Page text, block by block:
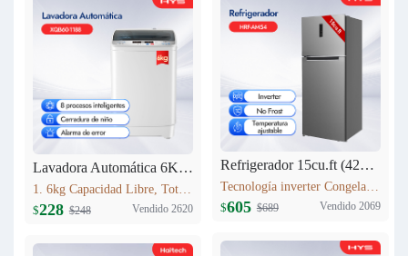
Lavadora Automática 6KG XQB60-1188
1. 6kg Capacidad Libre, Totalmente automático 6kg 2. 8 procesos inteligentes 3. Cerradura de niño 4. Alarma de error 5. Peso neto: 23kg 6. Dimensiones del producto:525mm*520mm*865mm
$228 $248 Vendido 2620
Refrigerador 15cu.ft (420L) Inverter HRF-AM54
Tecnología inverter Congelación: 95L Refrigeración: 325L Dimensión: W710 x D685 x H1780(mm) Peso neto/bruto: 69 KG/76 KG
$605 $689 Vendido 2069